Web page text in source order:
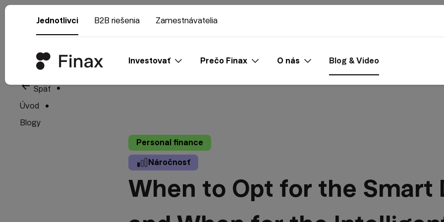
Jednotlivci B2B riešenia Zamestnávatelia
Investovať Prečo Finax O nás Blog & Video
arrow_back Späť
Úvod
Blogy
Personal finance
Náročnosť
When to Opt for the Smart